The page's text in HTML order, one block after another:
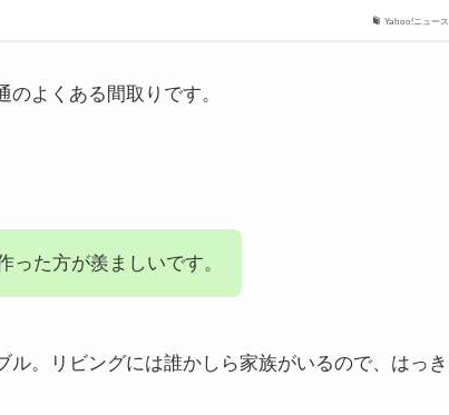
Yahoo!ニュース
よくある間取りです。
た方が羨ましいです。
。リビングには誰かしら家族がいるので、はっき